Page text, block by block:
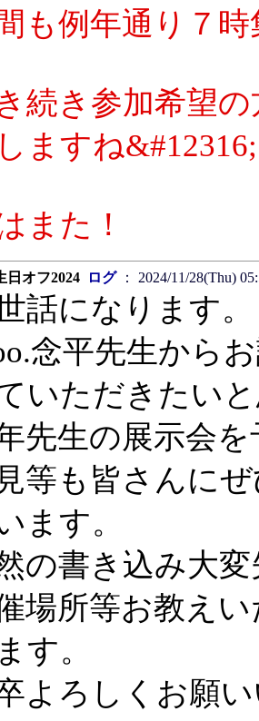
も例年通り７
続き参加希望
ますね&#12316;
また！
日オフ2024 ログ： 2024/11/28(Thu)
話になります。
念平先生から
いただきたい
先生の展示会
等も皆さんに
ます。
の書き込み大
場所等お教え
す。
よろしくお願